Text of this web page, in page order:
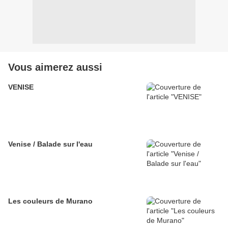
Vous aimerez aussi
VENISE
Venise / Balade sur l'eau
Les couleurs de Murano